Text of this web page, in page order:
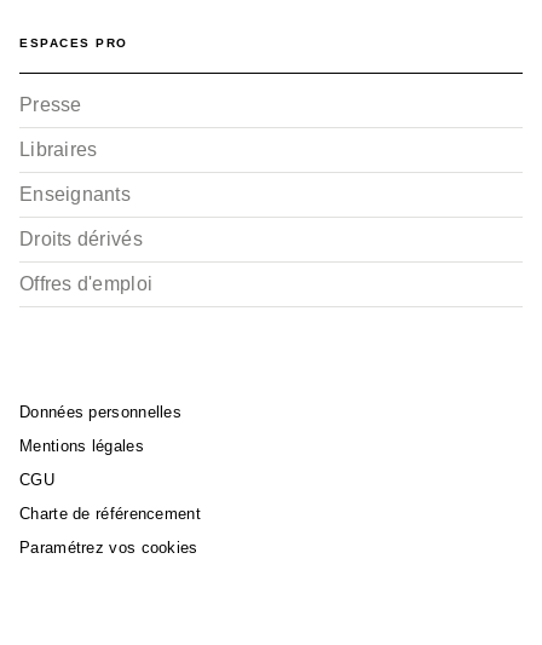
ESPACES PRO
Presse
Libraires
Enseignants
Droits dérivés
Offres d'emploi
Données personnelles
Mentions légales
CGU
Charte de référencement
Paramétrez vos cookies